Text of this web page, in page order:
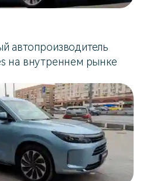
автопроизводитель
на внутреннем рынке